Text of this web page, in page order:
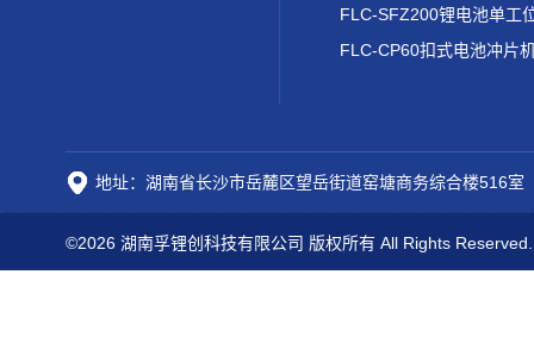
FLC-CP60扣式电池冲片
地址：湖南省长沙市岳麓区望岳街道窑塘商务综合楼516室
©2026 湖南孚锂创科技有限公司 版权所有 All Rights